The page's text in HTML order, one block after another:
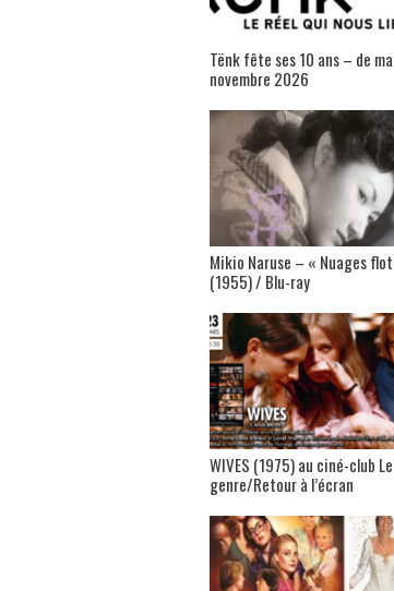
Tënk fête ses 10 ans – de
novembre 2026
Mikio Naruse – « Nuages
(1955) / Blu-ray
WIVES (1975) au ciné-club
genre/Retour à l’écran